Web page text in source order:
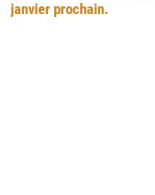
janvier prochain.